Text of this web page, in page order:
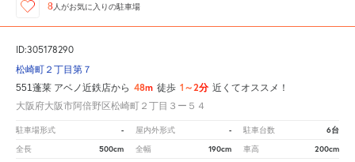
8 人がお気に入りの駐車場
ID:305178290
松崎町２丁目第７
551蓬莱 アベノ近鉄店から 48m 徒歩 1～2分 近くてオススメ！
大阪府大阪市阿倍野区松崎町２丁目３ー５４
駐車場形式 - 屋内外形式 - 駐車台数 6台
全長 500cm 全幅 190cm 車高 200cm